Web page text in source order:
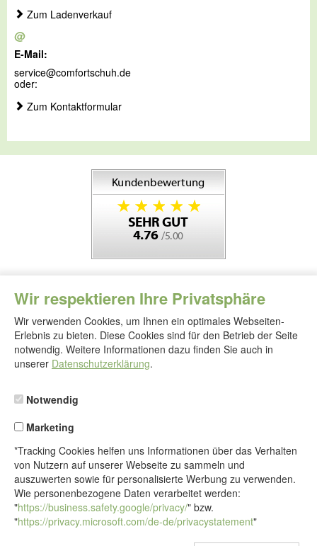
Wir respektieren Ihre Privatsphäre
Wir verwenden Cookies, um Ihnen ein optimales Webseiten-
Erlebnis zu bieten. Diese Cookies sind für den Betrieb der Seite
notwendig. Weitere Informationen dazu finden Sie auch in
unserer Datenschutzerklärung.
Notwendig
Marketing
*Tracking Cookies helfen uns Informationen über das Verhalten
von Nutzern auf unserer Webseite zu sammeln und
auszuwerten sowie für personalisierte Werbung zu verwenden.
Wie personenbezogene Daten verarbeitet werden:
"https://business.safety.google/privacy/" bzw.
"https://privacy.microsoft.com/de-de/privacystatement"
Zum Ladenverkauf
@
E-Mail:
service@comfortschuh.de
oder:
Zum Kontaktformular
Folgen